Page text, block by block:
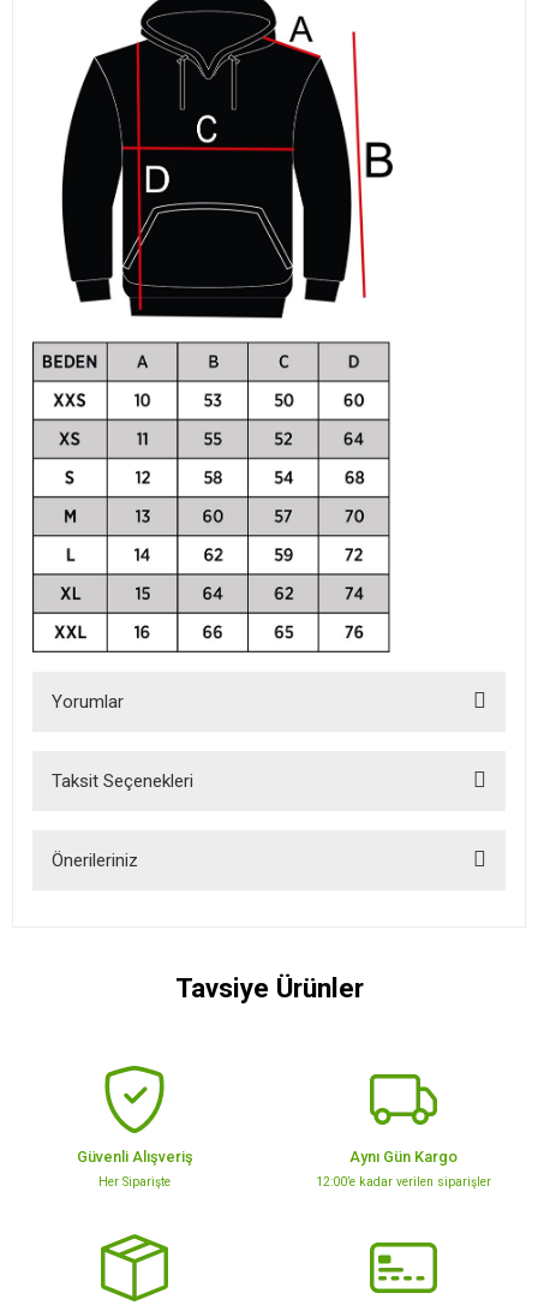
Yorumlar
Taksit Seçenekleri
Önerileriniz
Görüş ve önerileriniz için teşekkür ederiz.
Ürün açıklamasında eksik bilgiler bulunuyor.
Ürün bilgilerinde hatalar bulunuyor.
Bu ürüne benzer farklı alternatifler olmalı.
Tavsiye Ürünler
Artvin Logo Baskılı Eşofman Altı / Yeşil
Güvenli Alışveriş
Her Siparişte
Aynı Gün Kargo
12:00’e kadar verilen siparişler